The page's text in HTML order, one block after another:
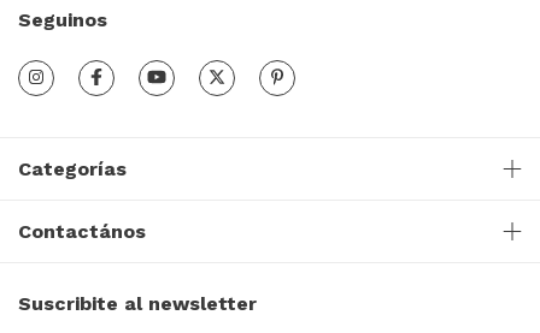
Seguinos
Categorías
Contactános
Suscribite al newsletter